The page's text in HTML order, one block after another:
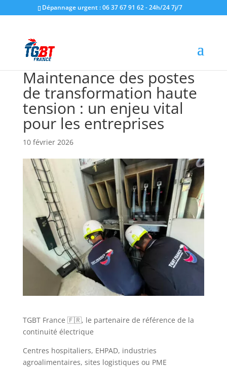
Dépannage urgent : 06 37 67 91 62 - 24h/24 7j/7
Maintenance des postes
de transformation haute
tension : un enjeu vital
pour les entreprises
10 février 2026
TGBT France 🇫🇷, le partenaire de référence de la
continuité électrique
Centres hospitaliers, EHPAD, industries
agroalimentaires, sites logistiques ou PME